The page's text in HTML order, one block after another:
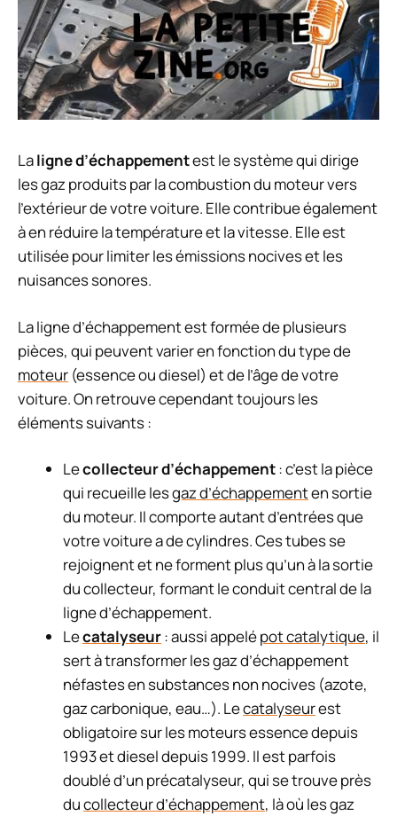
Laligne d’échappementest le système qui dirige
les gaz produits par la combustion du moteur vers
l’extérieur de votre voiture. Elle contribue également
à en réduire la température et la vitesse. Elle est
utilisée pour limiter les émissions nocives et les
nuisances sonores.
La ligne d’échappement est formée de plusieurs
pièces, qui peuvent varier en fonction du type de
moteur (essence ou diesel) et de l’âge de votre
voiture. On retrouve cependant toujours les
éléments suivants :
Lecollecteur d’échappement: c’est la pièce
qui recueille lesgaz d’échappementen sortie
du moteur. Il comporte autant d’entrées que
votre voiture a de cylindres. Ces tubes se
rejoignent et ne forment plus qu’un à la sortie
du collecteur, formant le conduit central de la
ligne d’échappement.
Lecatalyseur: aussi appelépot catalytique, il
sert à transformer les gaz d’échappement
néfastes en substances non nocives (azote,
gaz carbonique, eau…). Lecatalyseurest
obligatoire sur les moteurs essence depuis
1993 et diesel depuis 1999. Il est parfois
doublé d’un précatalyseur, qui se trouve près
ducollecteur d’échappement, là où les gaz